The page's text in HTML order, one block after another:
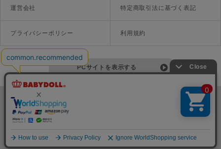
運営会社 特定商取引法に基づく表記
プライバシーポリシー 利用規約
PCサイトを表示する
©Disney ©Disney/Pixar ©Disney. Based on the "Winnie the Pooh" works by A.A. Milne and E.H. Shepard.